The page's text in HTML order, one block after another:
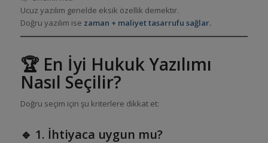
Ucuz yazılım genelde eksik özellik demektir.
Doğru yazılım ise zaman + maliyet tasarrufu sağlar.
🏆 En İyi Hukuk Yazılımı
Nasıl Seçilir?
Doğru seçim için şu kriterlere dikkat et:
🔹 1. İhtiyaca uygun mu?